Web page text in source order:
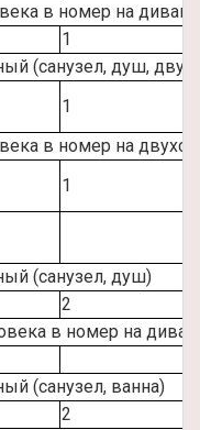
в номер на диван
1
(санузел, душ,
1
в номер на
1
(санузел, душ)
2
в номер на диван
(санузел, ванна)
2